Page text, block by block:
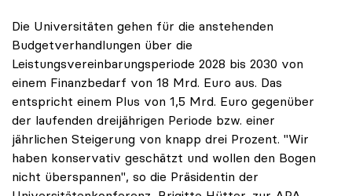
Die Universitäten gehen für die anstehenden
Budgetverhandlungen über die
Leistungsvereinbarungsperiode 2028 bis 2030 von
einem Finanzbedarf von 18 Mrd. Euro aus. Das
entspricht einem Plus von 1,5 Mrd. Euro gegenüber
der laufenden dreijährigen Periode bzw. einer
jährlichen Steigerung von knapp drei Prozent. "Wir
haben konservativ geschätzt und wollen den Bogen
nicht überspannen", so die Präsidentin der